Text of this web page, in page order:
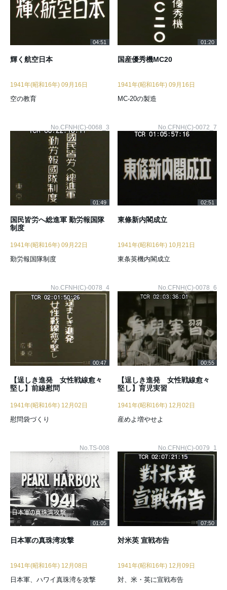
04:51
輝く航空日本
1941年(昭和16年) 09月16日
空の教育
01:20
国産優秀機MC20
1941年(昭和16年) 09月16日
MC-20の製造
No.CFNH(C)-0068_3
01:49
国民皆労へ総進軍 勤労報国隊
制度
1941年(昭和16年) 09月22日
勤労報国隊制度
No.CFNH(C)-0072_7
02:51
東條新内閣成立
1941年(昭和16年) 10月21日
東条英機内閣成立
No.CFNH(C)-0078_4
00:47
【逞しき進発 女性戦線愈々
堅し】前線慰問
1941年(昭和16年) 12月02日
慰問袋づくり
No.CFNH(C)-0078_6
00:55
【逞しき進発 女性戦線愈々
堅し】育児実習
1941年(昭和16年) 12月02日
産めよ増やせよ
No.TS-008
01:05
日本軍の真珠湾攻撃
1941年(昭和16年) 12月08日
日本軍、ハワイ真珠湾を攻撃
No.CFNH(C)-0079_1
07:50
対米英 宣戦布告
1941年(昭和16年) 12月09日
対、米・英に宣戦布告